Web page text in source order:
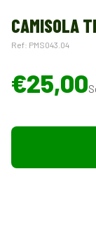
CAMISOLA
Ref: PMS043.04
€25,00